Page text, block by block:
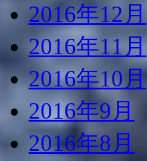
2016年12月
2016年11月
2016年10月
2016年9月
2016年8月